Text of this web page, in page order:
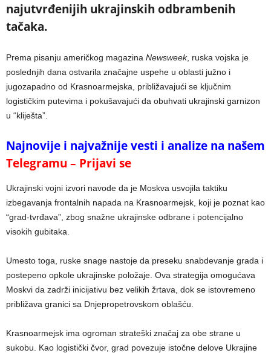
najutvrđenijih ukrajinskih odbrambenih
tačaka.
Prema pisanju američkog magazina Newsweek, ruska vojska je
poslednjih dana ostvarila značajne uspehe u oblasti južno i
jugozapadno od Krasnoarmejska, približavajući se ključnim
logističkim putevima i pokušavajući da obuhvati ukrajinski garnizon
u “kliješta”.
Najnovije i najvažnije vesti i analize na našem
Telegramu – Prijavi se
Ukrajinski vojni izvori navode da je Moskva usvojila taktiku
izbegavanja frontalnih napada na Krasnoarmejsk, koji je poznat kao
“grad-tvrđava”, zbog snažne ukrajinske odbrane i potencijalno
visokih gubitaka.
Umesto toga, ruske snage nastoje da preseku snabdevanje grada i
postepeno opkole ukrajinske položaje. Ova strategija omogućava
Moskvi da zadrži inicijativu bez velikih žrtava, dok se istovremeno
približava granici sa Dnjepropetrovskom oblašću.
Krasnoarmejsk ima ogroman strateški značaj za obe strane u
sukobu. Kao logistički čvor, grad povezuje istočne delove Ukrajine